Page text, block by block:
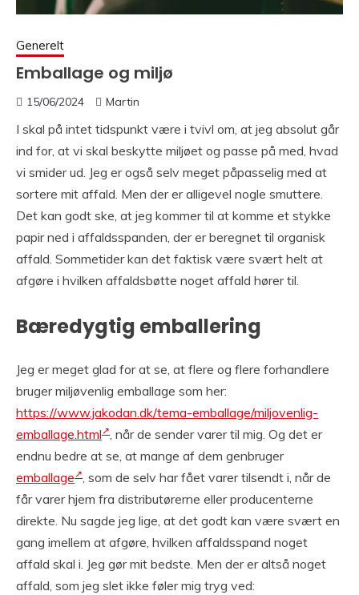
Generelt
Emballage og miljø
15/06/2024 Martin
I skal på intet tidspunkt være i tvivl om, at jeg absolut går
ind for, at vi skal beskytte miljøet og passe på med, hvad
vi smider ud. Jeg er også selv meget påpasselig med at
sortere mit affald. Men der er alligevel nogle smuttere.
Det kan godt ske, at jeg kommer til at komme et stykke
papir ned i affaldsspanden, der er beregnet til organisk
affald. Sommetider kan det faktisk være svært helt at
afgøre i hvilken affaldsbøtte noget affald hører til.
Bæredygtig emballering
Jeg er meget glad for at se, at flere og flere forhandlere
bruger miljøvenlig emballage som her:
https://www.jakodan.dk/tema-emballage/miljovenlig-
emballage.html , når de sender varer til mig. Og det er
endnu bedre at se, at mange af dem genbruger
emballage , som de selv har fået varer tilsendt i, når de
får varer hjem fra distributørerne eller producenterne
direkte. Nu sagde jeg lige, at det godt kan være svært en
gang imellem at afgøre, hvilken affaldsspand noget
affald skal i. Jeg gør mit bedste. Men der er altså noget
affald, som jeg slet ikke føler mig tryg ved: